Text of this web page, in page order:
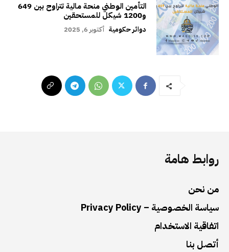
التأمين الوطني منحة مالية تتراوح بين 649
و1200 شيكل للمستحقين
دوائر حكومية أكتوبر 6, 2025
روابط هامة
من نحن
سياسة الخصوصية – Privacy Policy
اتفاقية الاستخدام
أتصل بنا